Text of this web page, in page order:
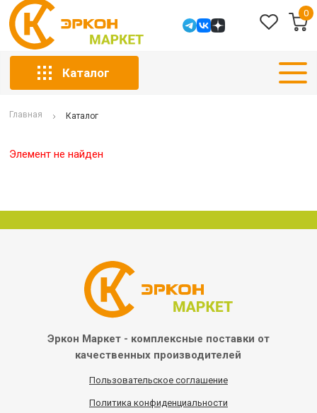
0
Каталог
Главная Каталог
Элемент не найден
Эркон Маркет - комплексные поставки от
качественных производителей
Пользовательское соглашение
Политика конфиденциальности